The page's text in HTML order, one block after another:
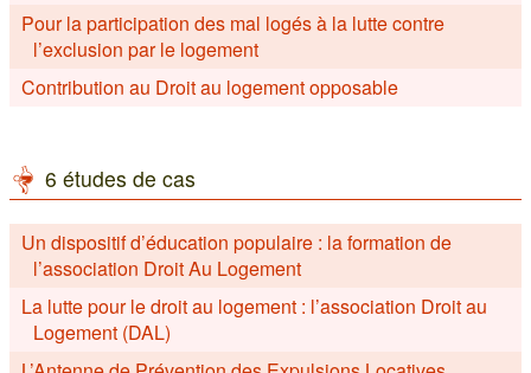
Pour la participation des mal logés à la lutte contre
l’exclusion par le logement
Contribution au Droit au logement opposable
6 études de cas
Un dispositif d’éducation populaire : la formation de
l’association Droit Au Logement
La lutte pour le droit au logement : l’association Droit au
Logement (DAL)